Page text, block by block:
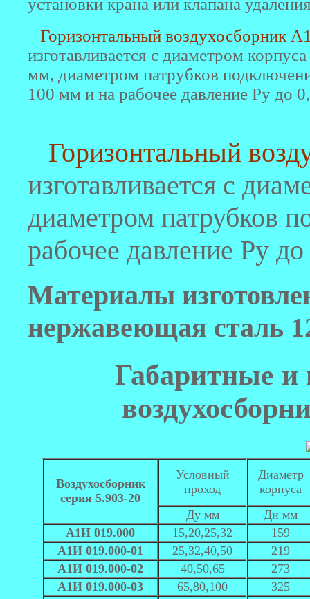
установки крана или клапана
Горизонтальный воздухосборник
изготавливается с диаметром
мм, диаметром патрубков
100 мм и на рабочее давление Ру до
Горизонтальный
изготавливается с
диаметром патрубков
рабочее давление Ру
Материалы
нержавеющая сталь
Габаритные и
Воздухосборник
серия 5.903-20
Условный
проход
Диаметр
корпуса
Ду мм
Дн мм
А1И 019.000
15,20,25,32
159
А1И 019.000-01
25,32,40,50
219
А1И 019.000-02
40,50,65
273
А1И 019.000-03
65,80,100
325